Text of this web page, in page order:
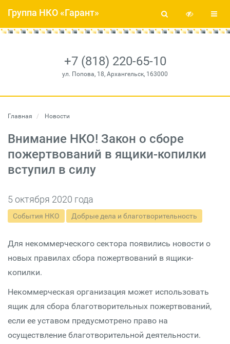
+7 (818) 220-65-10
ул. Попова, 18, Архангельск, 163000
Группа НКО «Гарант»
Главная Новости
Внимание НКО! Закон о сборе
пожертвований в ящики-копилки
вступил в силу
5 октября 2020 года
События НКО Добрые дела и благотворительность
Для некоммерческого сектора появились новости о
новых правилах сбора пожертвований в ящики-
копилки.
Некоммерческая организация может использовать
ящик для сбора благотворительных пожертвований,
если ее уставом предусмотрено право на
осуществление благотворительной деятельности.